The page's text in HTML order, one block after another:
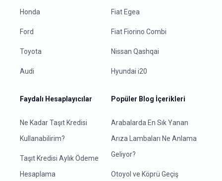
Honda
Ford
Toyota
Audi
Fiat Egea
Fiat Fiorino Combi
Nissan Qashqai
Hyundai i20
Faydalı Hesaplayıcılar
Ne Kadar Taşıt Kredisi
Kullanabilirim?
Taşıt Kredisi Aylık Ödeme
Hesaplama
Popüler Blog İçerikleri
Arabalarda En Sık Yanan
Arıza Lambaları Ne Anlama
Geliyor?
Otoyol ve Köprü Geçiş